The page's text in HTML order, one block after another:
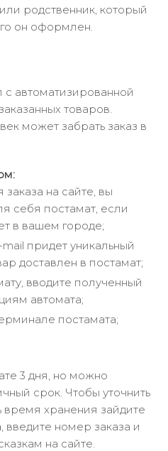
родственник, который
он оформлен.
с автоматизированной
товаров.
может забрать заказ в
на сайте, вы
себя постамат, если
в вашем городе;
придет уникальный
доставлен в постамат;
вводите полученный
автомата;
постамата;
3 дня, но можно
срок. Чтобы уточнить
хранения зайдите
, введите номер заказа и
на сайте.